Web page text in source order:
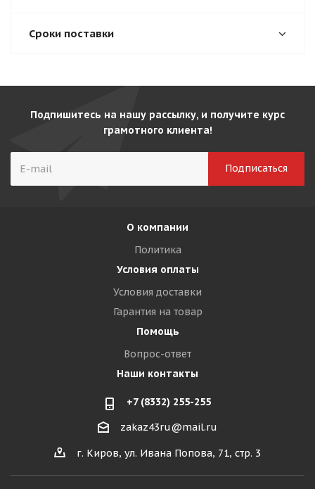
Сроки поставки
Подпишитесь на нашу рассылку, и получите курс
грамотного клиента!
О компании
Политика
Условия оплаты
Условия доставки
Гарантия на товар
Помощь
Вопрос-ответ
Наши контакты
+7 (8332) 255-255
zakaz43ru@mail.ru
г. Киров, ул. Ивана Попова, 71, стр. 3